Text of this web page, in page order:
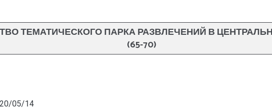
ТЕМАТИЧЕСКОГО ПАРКА РАЗВЛЕЧЕНИЙ В
(65-70)
05/14